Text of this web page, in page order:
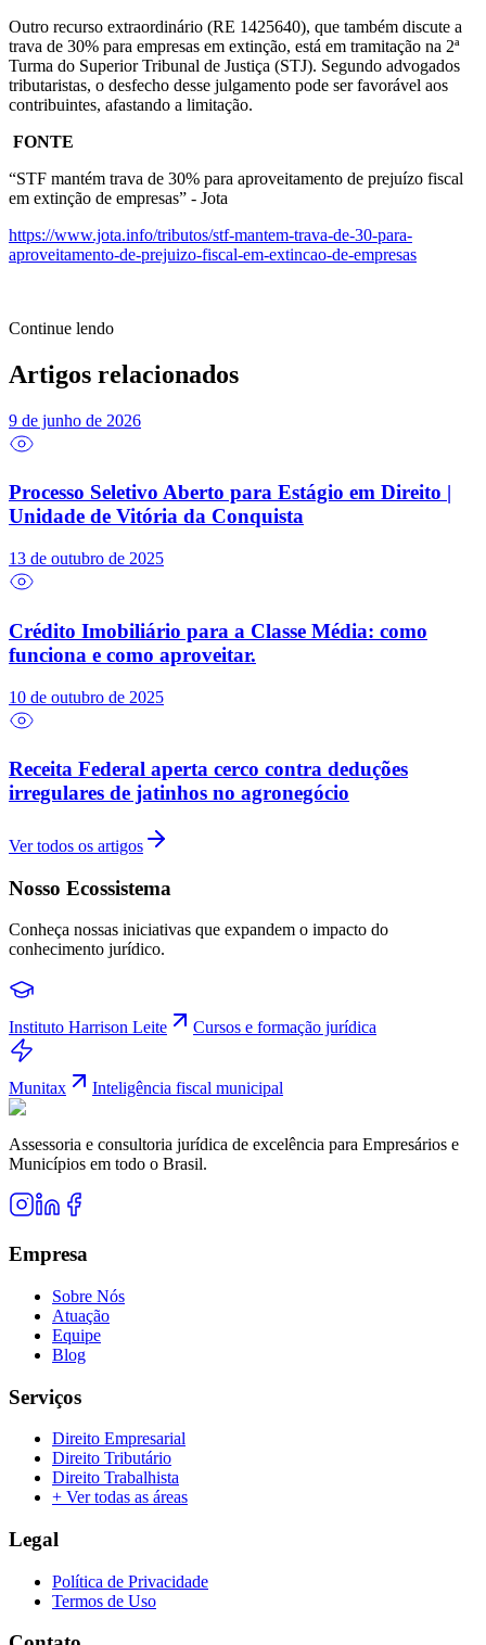
Outro recurso extraordinário (RE 1425640), que também discute a
trava de 30% para empresas em extinção, está em tramitação na 2ª
Turma do Superior Tribunal de Justiça (STJ). Segundo advogados
tributaristas, o desfecho desse julgamento pode ser favorável aos
contribuintes, afastando a limitação.
FONTE
“STF mantém trava de 30% para aproveitamento de prejuízo fiscal
em extinção de empresas” - Jota
https://www.jota.info/tributos/stf-mantem-trava-de-30-para-
aproveitamento-de-prejuizo-fiscal-em-extincao-de-empresas
Continue lendo
Artigos relacionados
9 de junho de 2026
Processo Seletivo Aberto para Estágio em Direito |
Unidade de Vitória da Conquista
13 de outubro de 2025
Crédito Imobiliário para a Classe Média: como
funciona e como aproveitar.
10 de outubro de 2025
Receita Federal aperta cerco contra deduções
irregulares de jatinhos no agronegócio
Ver todos os artigos
Nosso Ecossistema
Conheça nossas iniciativas que expandem o impacto do
conhecimento jurídico.
Instituto Harrison Leite Cursos e formação jurídica
Munitax Inteligência fiscal municipal
Assessoria e consultoria jurídica de excelência para Empresários e
Municípios em todo o Brasil.
Empresa
Sobre Nós
Atuação
Equipe
Blog
Serviços
Direito Empresarial
Direito Tributário
Direito Trabalhista
+ Ver todas as áreas
Legal
Política de Privacidade
Termos de Uso